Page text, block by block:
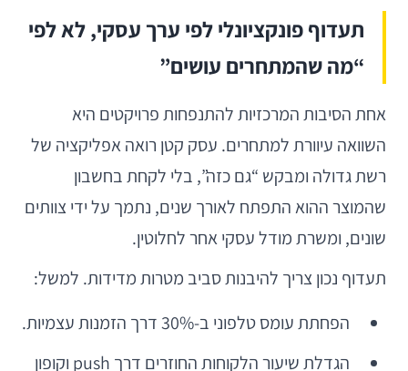
תעדוף פונקציונלי לפי ערך עסקי, לא לפי
“מה שהמתחרים עושים”
אחת הסיבות המרכזיות להתנפחות פרויקטים היא
השוואה עיוורת למתחרים. עסק קטן רואה אפליקציה של
רשת גדולה ומבקש “גם כזה”, בלי לקחת בחשבון
שהמוצר ההוא התפתח לאורך שנים, נתמך על ידי צוותים
שונים, ומשרת מודל עסקי אחר לחלוטין.
תעדוף נכון צריך להיבנות סביב מטרות מדידות. למשל:
הפחתת עומס טלפוני ב-30% דרך הזמנות עצמיות.
הגדלת שיעור הלקוחות החוזרים דרך push וקופון